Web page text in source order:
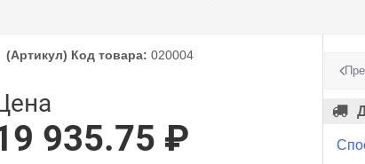
(Артикул) Код товара: 020004
935.75 ₽